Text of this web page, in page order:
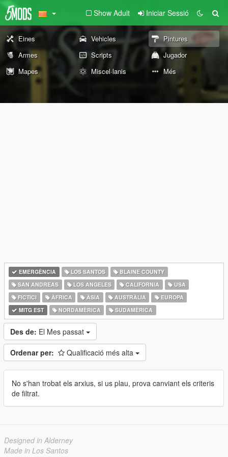
Show Adult Iniciar Sessió
Eines Vehicles
Pintures
Armes
Scripts
Jugador
Mapes
Miscel·lanis Més
EMERGÈNCIA LOS SANTOS
BLAINE COUNTY
SAN ANDREAS
LOS ANGELES CALIFORNIA
USA
FICTICI
ÀFRICA ÀSIA AUSTRÀLIA
EUROPA
MITG EST
NORDAMÈRICA SUDAMÈRICA
Des de: El Mes passat
Ordenar per: Qualificació més alta
No s'han trobat els arxius, si us plau, prova canviant els criteris
de filtrat.
Designed in Alderney
Made in Los Santos